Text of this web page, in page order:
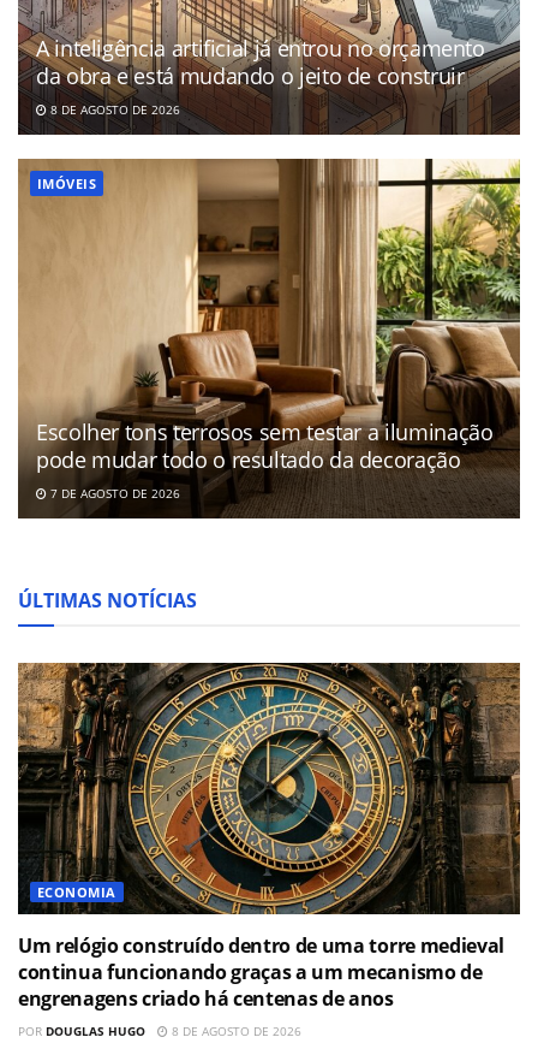
A inteligência artificial já entrou no orçamento
da obra e está mudando o jeito de construir
8 DE AGOSTO DE 2026
IMÓVEIS
Escolher tons terrosos sem testar a iluminação
pode mudar todo o resultado da decoração
7 DE AGOSTO DE 2026
ÚLTIMAS NOTÍCIAS
ECONOMIA
Um relógio construído dentro de uma torre medieval
continua funcionando graças a um mecanismo de
engrenagens criado há centenas de anos
POR DOUGLAS HUGO 8 DE AGOSTO DE 2026